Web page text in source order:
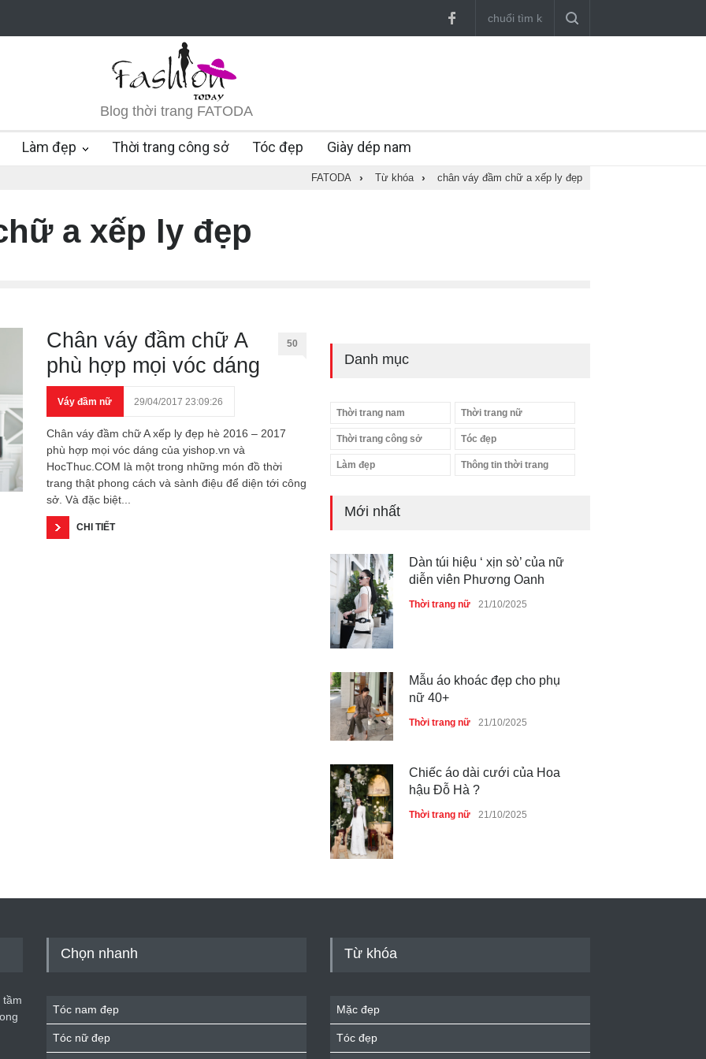
Blog thời trang FATODA
Làm đẹp Thời trang công sở Tóc đẹp Giày dép nam
FATODA › Từ khóa › chân váy đầm chữ a xếp ly đẹp
a xếp ly đẹp
Chân váy đầm chữ A
phù hợp mọi vóc dáng
50
Váy đầm nữ 29/04/2017 23:09:26
Chân váy đầm chữ A xếp ly đẹp hè 2016 – 2017
phù hợp mọi vóc dáng của yishop.vn và
HocThuc.COM là một trong những món đồ thời
trang thật phong cách và sành điệu để diện tới công
sở. Và đặc biệt...
CHI TIẾT
Danh mục
Thời trang nam Thời trang nữ
Thời trang công sở Tóc đẹp
Làm đẹp Thông tin thời trang
Mới nhất
Dàn túi hiệu ‘ xịn sò’ của nữ
diễn viên Phương Oanh
Thời trang nữ 21/10/2025
Mẫu áo khoác đẹp cho phụ
nữ 40+
Thời trang nữ 21/10/2025
Chiếc áo dài cưới của Hoa
hậu Đỗ Hà ?
Thời trang nữ 21/10/2025
tầm
Chọn nhanh
Tóc nam đẹp
Tóc nữ đẹp
Từ khóa
Mặc đẹp
Tóc đẹp